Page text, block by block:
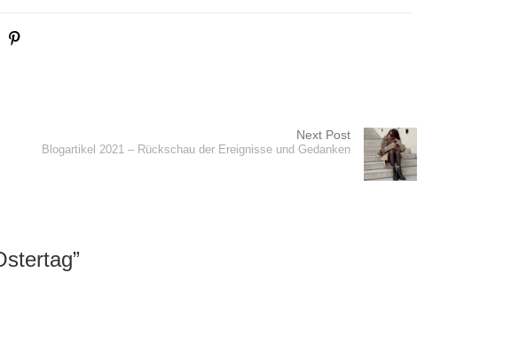
Next Post
Blogartikel 2021 – Rückschau der Ereignisse und Gedanken
”